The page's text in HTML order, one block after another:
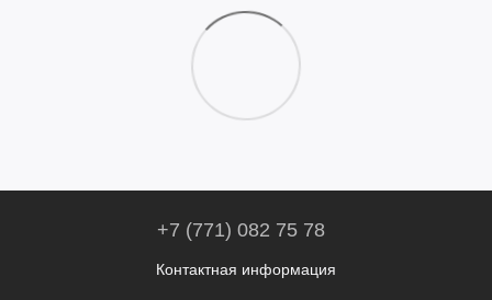
+7 (771) 082 75 78
Контактная информация